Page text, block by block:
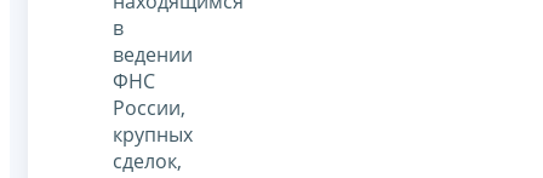
в
ведении
ФНС
России,
крупных
сделок,